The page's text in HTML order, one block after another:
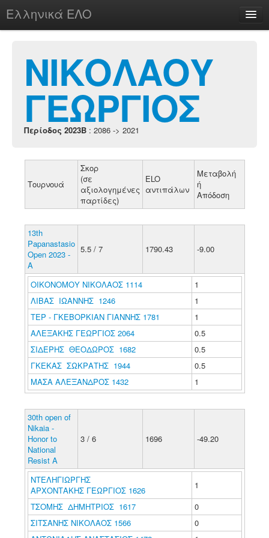
Ελληνικά ΕΛΟ
chesstu.be @ discord
Login
ΝΙΚΟΛΑΟΥ
ΓΕΩΡΓΙΟΣ
Περίοδος 2023B : 2086 -> 2021
Τουρνουά
Σκορ
(σε
αξιολογημένες
παρτίδες)
ELO
αντιπάλων
Μεταβολή
ή
Απόδοση
13th
Papanastasio
Open 2023 -
A
5.5 / 7 1790.43 -9.00
ΟΙΚΟΝΟΜΟΥ ΝΙΚΟΛΑΟΣ 1114
1
ΛΙΒΑΣ ΙΩΑΝΝΗΣ 1246
1
ΤΕΡ - ΓΚΕΒΟΡΚΙΑΝ ΓΙΑΝΝΗΣ 1781
1
ΑΛΕΞΑΚΗΣ ΓΕΩΡΓΙΟΣ 2064
0.5
ΣΙΔΕΡΗΣ ΘΕΟΔΩΡΟΣ 1682
0.5
ΓΚΕΚΑΣ ΣΩΚΡΑΤΗΣ 1944
0.5
ΜΑΣΑ ΑΛΕΞΑΝΔΡΟΣ 1432
1
30th open of
Nikaia -
Honor to
National
Resist A
3 / 6 1696 -49.20
ΝΤΕΛΗΓΙΩΡΓΗΣ
ΑΡΧΟΝΤΑΚΗΣ ΓΕΩΡΓΙΟΣ 1626
1
ΤΣΟΜΗΣ ΔΗΜΗΤΡΙΟΣ 1617
0
ΣΙΤΣΑΝΗΣ ΝΙΚΟΛΑΟΣ 1566
0